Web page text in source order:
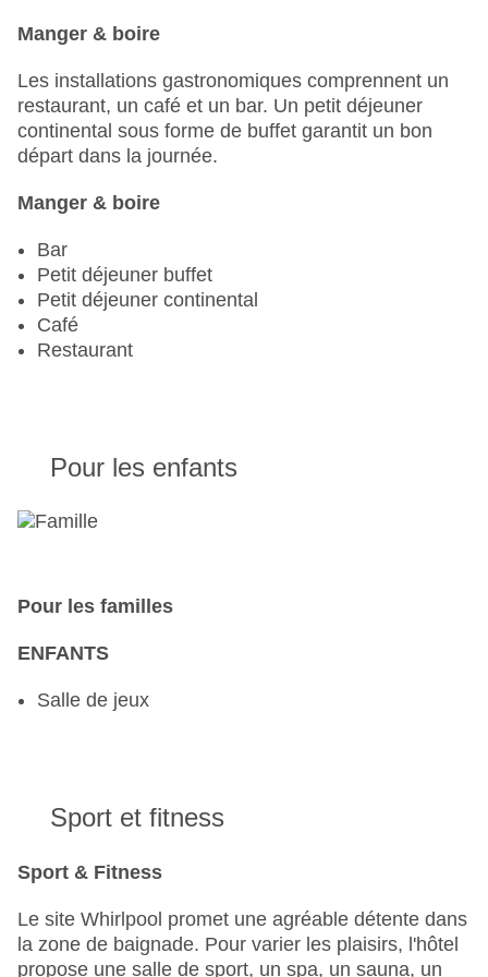
Manger & boire
Les installations gastronomiques comprennent un
restaurant, un café et un bar. Un petit déjeuner
continental sous forme de buffet garantit un bon
départ dans la journée.
Manger & boire
Bar
Petit déjeuner buffet
Petit déjeuner continental
Café
Restaurant
Pour les enfants
Pour les familles
ENFANTS
Salle de jeux
Sport et fitness
Sport & Fitness
Le site Whirlpool promet une agréable détente dans
la zone de baignade. Pour varier les plaisirs, l'hôtel
propose une salle de sport, un spa, un sauna, un